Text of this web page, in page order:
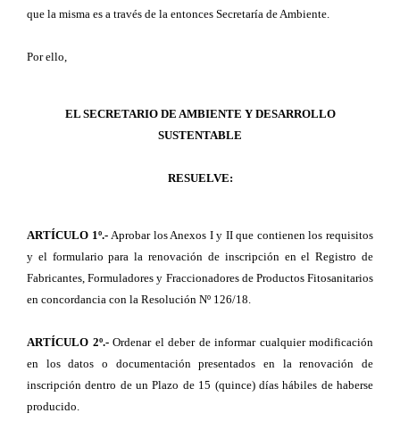
que la misma es a través de la entonces Secretaría de Ambiente.
Por ello,
EL SECRETARIO DE AMBIENTE Y DESARROLLO
SUSTENTABLE
RESUELVE:
ARTÍCULO 1º.-Aprobar los Anexos I y II que contienen los requisitos
y el formulario para la renovación de inscripción en el Registro de
Fabricantes, Formuladores y Fraccionadores de Productos Fitosanitarios
en concordancia con la Resolución Nº 126/18.
ARTÍCULO 2º.- Ordenar el deber de informar cualquier modificación
en los datos o documentación presentados en la renovación de
inscripción dentro de un Plazo de 15 (quince) días hábiles de haberse
producido.